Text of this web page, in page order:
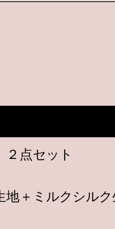
点セット
＋ミルクシルク